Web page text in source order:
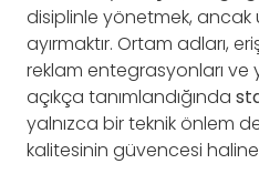
disiplinle yönetmek,
ayırmaktır. Ortam adları,
reklam entegrasyonları ve
açıkça tanımlandığında
yalnızca bir teknik önlem
kalitesinin güvencesi